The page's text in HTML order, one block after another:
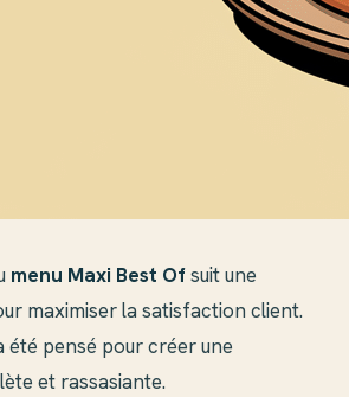
menu Maxi Best Ofsuit une
maximiser la satisfaction client.
été pensé pour créer une
et rassasiante.